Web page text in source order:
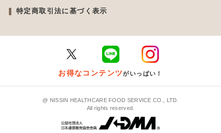
特定商取引法に基づく表示
お得なコンテンツがいっぱい！
@ NISSIN HEALTHCARE FOOD SERVICE CO., LTD.
All rights reserved.